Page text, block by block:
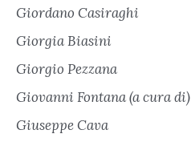
Giordano Casiraghi
Giorgia Biasini
Giorgio Pezzana
Giovanni Fontana (a cura di)
Giuseppe Cava